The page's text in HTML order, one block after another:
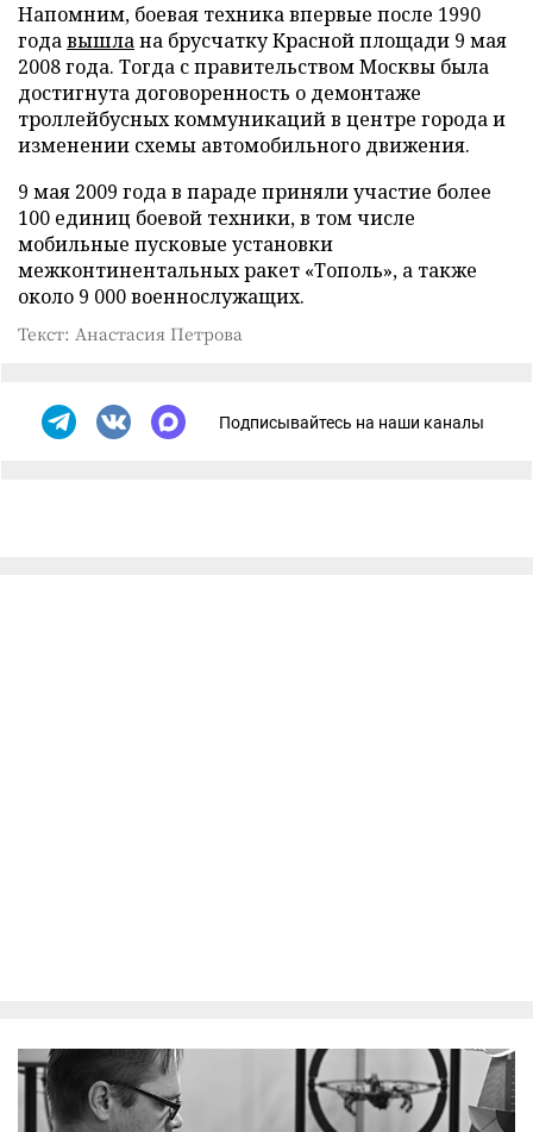
Напомним, боевая техника впервые после 1990
годавышлана брусчатку Красной площади 9 мая
2008 года. Тогда с правительством Москвы была
достигнута договоренность о демонтаже
троллейбусных коммуникаций в центре города и
изменении схемы автомобильного движения.
9 мая 2009 года в параде приняли участие более
100 единиц боевой техники, в том числе
мобильные пусковые установки
межконтинентальных ракет «Тополь», а также
около 9 000 военнослужащих.
Текст: Анастасия Петрова
Подписывайтесь на наши каналы